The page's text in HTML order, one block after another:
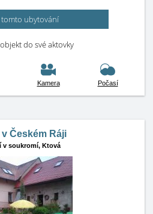
tomto ubytování
do své aktovky
Kamera Počasí
Českém Ráji
v soukromí, Ktová